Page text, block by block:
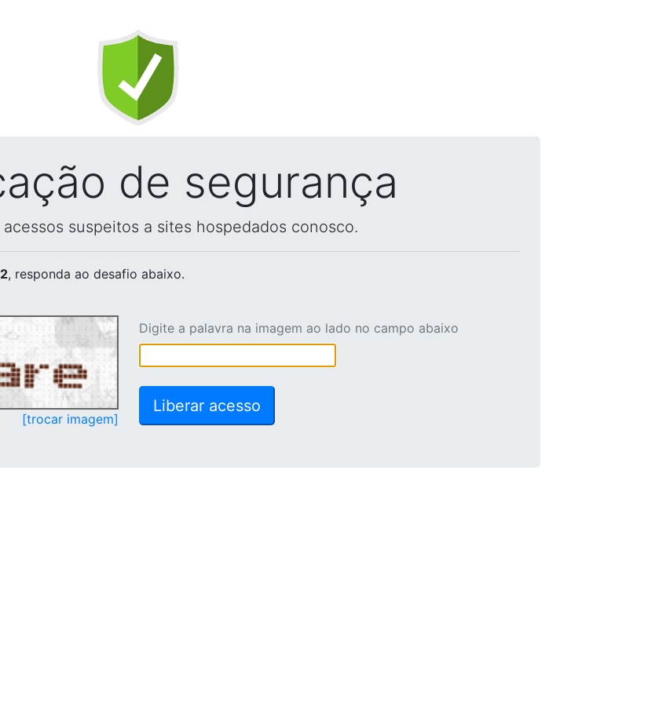
de segurança
suspeitos a sites hospedados conosco.
, responda ao desafio abaixo.
[trocar imagem]
Digite a palavra na imagem ao lado no campo abaixo